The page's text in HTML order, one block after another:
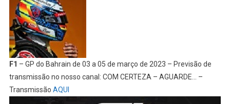
F1 – GP do Bahrain de 03 a 05 de março de 2023 – Previsão de
transmissão no nosso canal: COM CERTEZA – AGUARDE… –
Transmissão AQUI